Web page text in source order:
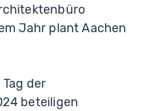
Jahr plant Aachen
der
beteiligen